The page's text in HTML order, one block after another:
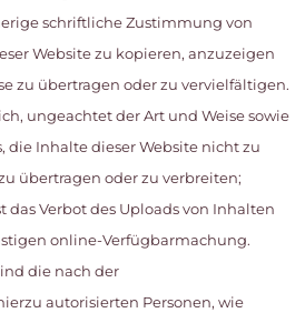
schriftliche Zustimmung von
Website zu kopieren, anzuzeigen
zu übertragen oder zu vervielfältigen.
ungeachtet der Art und Weise sowie
die Inhalte dieser Website nicht zu
übertragen oder zu verbreiten;
das Verbot des Uploads von Inhalten
online-Verfügbarmachung.
die nach der
autorisierten Personen, wie